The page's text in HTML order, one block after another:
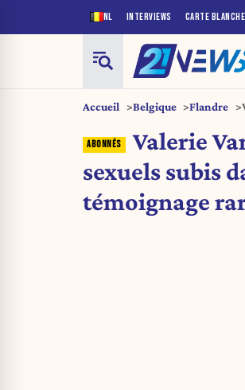
NL INTERVIEWS CARTE BLANCHE
Accueil Belgique Flandre
Valerie
sexuels subis
témoignage